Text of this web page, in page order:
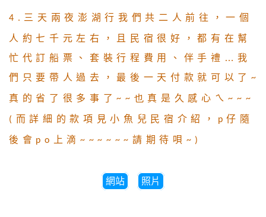
4. 三天兩夜澎湖行我們共二人前往，一個
人約七千元左右，且民宿很好，都有在幫
忙代訂船票、套裝行程費用、伴手禮…我
們只要帶人過去，最後一天付款就可以了 ~
真的省了很多事了~~也 真是久感心ㄟ~~~
( 而詳細的款項見小魚兒民宿介紹， p仔隨
後會 po 上滴~~~~~~ 請期待唄 ~)
網站 照片